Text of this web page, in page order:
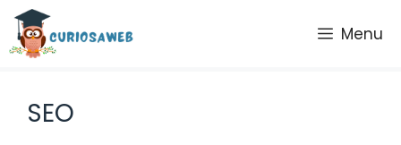
Saltar
contenido
Menu
SEO